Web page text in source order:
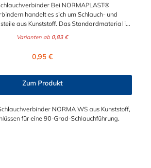
Bei NORMAPLAST®
handelt es sich um Schlauch- und
aus Kunststoff. Das Standardmaterial ist
zuverlässig und preiswert miteinander
dar für Transportleitungen von Wasser, Luft,
des Schlauches. Gegebenenfalls kann eine
im Automobilbau sowie in fast allen
Industriebereichen.
Varianten ab 0,83 €
Regulärer Preis:
0,95 €
Zum Produkt